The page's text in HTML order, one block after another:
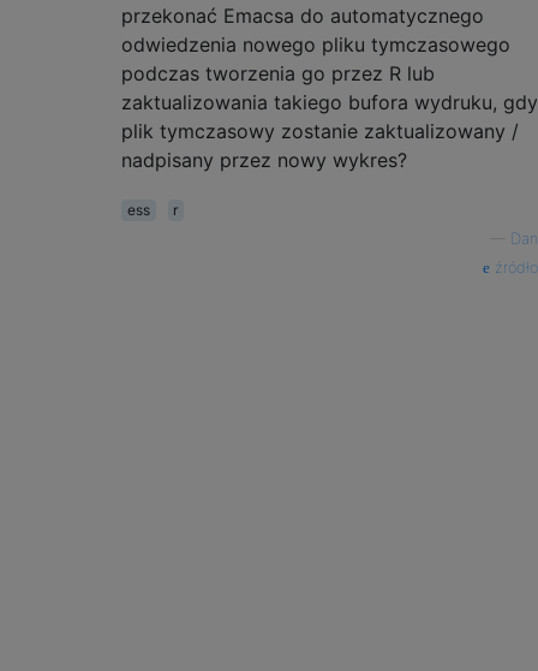
przekonać Emacsa do automatycznego
odwiedzenia nowego pliku tymczasowego
podczas tworzenia go przez R lub
zaktualizowania takiego bufora wydruku, gdy
plik tymczasowy zostanie zaktualizowany /
nadpisany przez nowy wykres?
ess
r
Dan
źródło